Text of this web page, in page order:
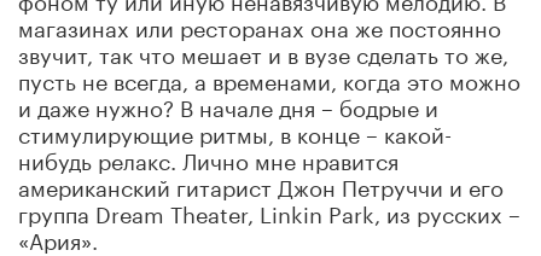
магазинах или ресторанах она же постоянно
звучит, так что мешает и в вузе сделать то же,
пусть не всегда, а временами, когда это можно
и даже нужно? В начале дня – бодрые и
стимулирующие ритмы, в конце – какой-
нибудь релакс. Лично мне нравится
американский гитарист Джон Петруччи и его
группа Dream Theater, Linkin Park, из русских –
«Ария».